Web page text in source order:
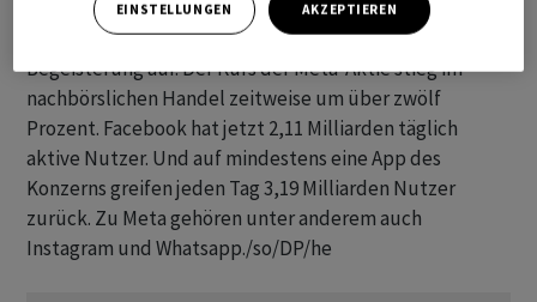
Die aktuellen Zahlen nahmen die Anleger aber mit
Begeisterung auf. Der Kurs der Meta-Aktie stieg im
nachbörslichen Handel zeitweise um über zwölf
Prozent. Facebook hat jetzt 2,11 Milliarden täglich
aktive Nutzer. Und auf mindestens eine App des
Konzerns greifen jeden Tag 3,19 Milliarden Nutzer
zurück. Zu Meta gehören unter anderem auch
Instagram und Whatsapp./so/DP/he
EINSTELLUNGEN AKZEPTIEREN